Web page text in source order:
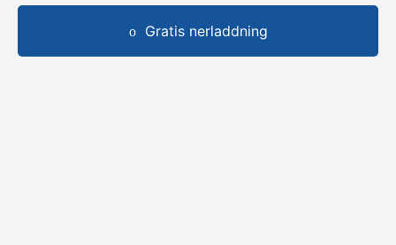
Gratis nerladdning